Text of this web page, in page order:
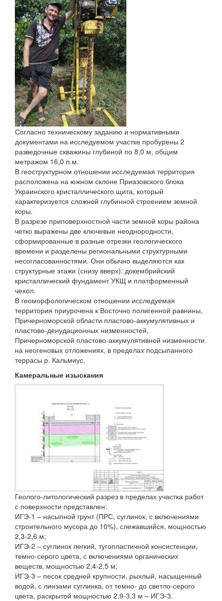
Согласно техническому заданию и нормативными
документами на исследуемом участке пробурены 2
разведочные скважины глубиной по 8,0 м, общим
метражом 16,0 п.м.
В геоструктурном отношении исследуемая территория
расположена на южном склоне Приазовского блока
Украинского кристаллического щита, который
характеризуется сложной глубинной строением земной
коры.
В разрезе приповерхностной части земной коры района
четко выражены две ключевые неоднородности,
сформированные в разные отрезки геологического
времени и разделены региональными структурными
несогласованностями. Они обычно выделяются как
структурные этажи (снизу вверх): докембрийский
кристаллический фундамент УКЩ и платформенный
чехол.
В геоморфологическом отношении исследуемая
территория приурочена к Восточно полигенной равнины,
Причерноморской области пластово-аккумулятивных и
пластово-денудационных низменностей,
Причерноморской пластово-аккумулятивной низменности
на неогеновых отложениях, в пределах подсыпанного
террасы р. Кальмиус.
Камеральные изыскания
Геолого-литологический разрез в пределах участка работ
с поверхности представлен:
ИГЭ-1 – насыпной грунт (ПРС, суглинок, с включениями
строительного мусора до 10%), слежавшийся, мощностью
2,3-2,6 м;
ИГЭ-2 – суглинок легкий, тугопластичной консистенции,
темно-серого цвета, с включениями органических
веществ, мощностью 2,4-2,5 м;
ИГЭ-3 – песок средней крупности, рыхлый, насыщенный
водой, с линзами суглинка, от темно- до светло-серого
цвета, раскрытой мощностью 2,9-3,3 м – ИГЭ-3.